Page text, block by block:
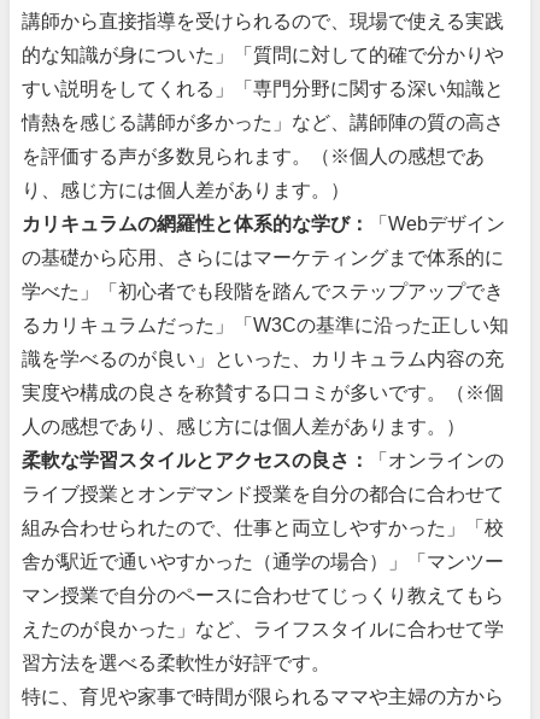
講師から直接指導を受けられるので、現場で使える実践
的な知識が身についた」「質問に対して的確で分かりや
すい説明をしてくれる」「専門分野に関する深い知識と
情熱を感じる講師が多かった」など、講師陣の質の高さ
を評価する声が多数見られます。（※個人の感想であ
り、感じ方には個人差があります。）
カリキュラムの網羅性と体系的な学び：
「Webデザイン
の基礎から応用、さらにはマーケティングまで体系的に
学べた」「初心者でも段階を踏んでステップアップでき
るカリキュラムだった」「W3Cの基準に沿った正しい知
識を学べるのが良い」といった、カリキュラム内容の充
実度や構成の良さを称賛する口コミが多いです。（※個
人の感想であり、感じ方には個人差があります。）
柔軟な学習スタイルとアクセスの良さ：
「オンラインの
ライブ授業とオンデマンド授業を自分の都合に合わせて
組み合わせられたので、仕事と両立しやすかった」「校
舎が駅近で通いやすかった（通学の場合）」「マンツー
マン授業で自分のペースに合わせてじっくり教えてもら
えたのが良かった」など、ライフスタイルに合わせて学
習方法を選べる柔軟性が好評です。
特に、育児や家事で時間が限られるママや主婦の方から